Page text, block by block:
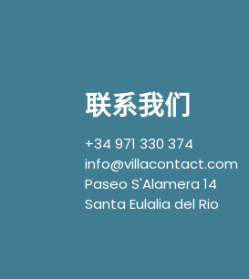
联系我们
+34 971 330 374
info@villacontact.com
Paseo S'Alamera 14
Santa Eulalia del Rio